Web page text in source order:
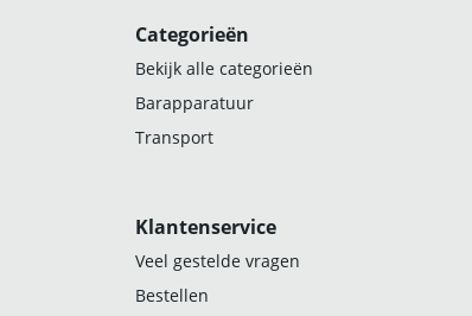
Categorieën
Bekijk alle categorieën
Barapparatuur
Transport
Klantenservice
Veel gestelde vragen
Bestellen